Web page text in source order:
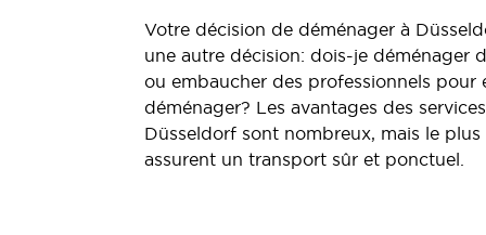
Votre décision de déménager à
une autre décision: dois-je déménager
ou embaucher des professionnels pour
déménager? Les avantages des
Düsseldorf sont nombreux, mais le
assurent un transport sûr et ponctuel.